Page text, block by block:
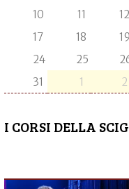
10
11 12
17
18 19
24
25
31
1 2
I CORSI DELLA